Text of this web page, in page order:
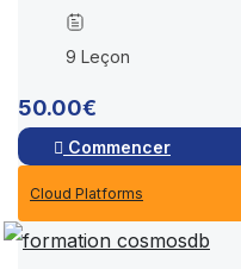
9 Leçon
50.00€
Commencer
Cloud Platforms